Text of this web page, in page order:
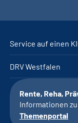
Service auf einen
DRV Westfalen
Rente, Reha,
Informationen
Themenportal